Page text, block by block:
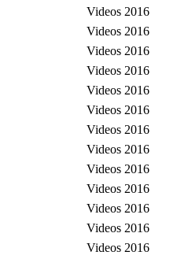
Videos 2016
Videos 2016
Videos 2016
Videos 2016
Videos 2016
Videos 2016
Videos 2016
Videos 2016
Videos 2016
Videos 2016
Videos 2016
Videos 2016
Videos 2016